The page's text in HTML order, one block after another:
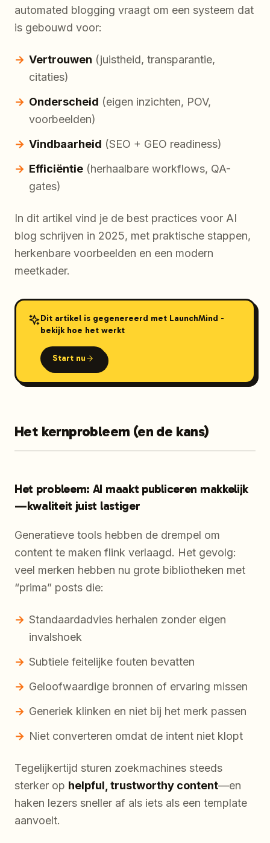
automated blogging vraagt om een systeem dat
is gebouwd voor:
Vertrouwen (juistheid, transparantie,
citaties)
Onderscheid (eigen inzichten, POV,
voorbeelden)
Vindbaarheid (SEO + GEO readiness)
Efficiëntie (herhaalbare workflows, QA-
gates)
In dit artikel vind je de best practices voor AI
blog schrijven in 2025, met praktische stappen,
herkenbare voorbeelden en een modern
meetkader.
Dit artikel is gegenereerd met LaunchMind -
bekijk hoe het werkt
Start nu
Het kernprobleem (en de kans)
Het probleem: AI maakt publiceren makkelijk
—kwaliteit juist lastiger
Generatieve tools hebben de drempel om
content te maken flink verlaagd. Het gevolg:
veel merken hebben nu grote bibliotheken met
“prima” posts die:
Standaardadvies herhalen zonder eigen
invalshoek
Subtiele feitelijke fouten bevatten
Geloofwaardige bronnen of ervaring missen
Generiek klinken en niet bij het merk passen
Niet converteren omdat de intent niet klopt
Tegelijkertijd sturen zoekmachines steeds
sterker op helpful, trustworthy content—en
haken lezers sneller af als iets als een template
aanvoelt.